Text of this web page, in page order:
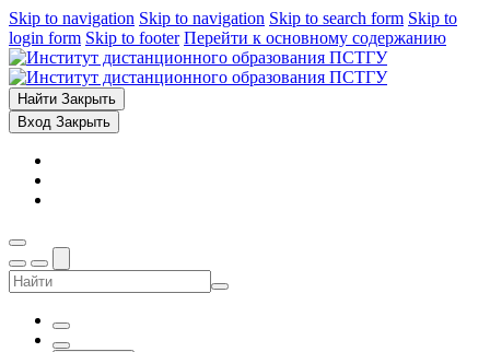
Skip to navigation Skip to navigation Skip to search form Skip to
login form Skip to footer Перейти к основному содержанию
Найти Закрыть
Вход Закрыть